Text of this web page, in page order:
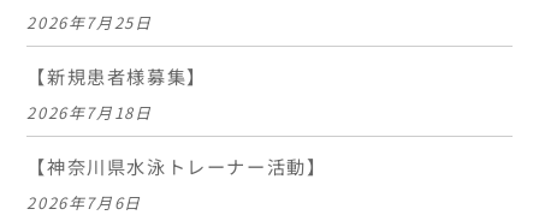
2026年7月25日
【新規患者様募集】
2026年7月18日
【神奈川県水泳トレーナー活動】
2026年7月6日